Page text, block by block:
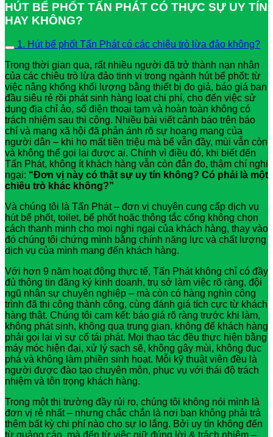
HÚT BỂ PHỐT TẤN PHÁT CÓ THỰC SỰ UY TÍN
HAY KHÔNG?
1. Hút bể phốt Tấn Phát có các chiêu trò lừa đảo không?
Trong thời gian qua, rất nhiều người đã trở thành nạn nhân
của các chiêu trò lừa đảo tinh vi trong ngành hút bể phốt: từ
việc nâng khống khối lượng bằng thiết bị đo giả, báo giá ban
đầu siêu rẻ rồi phát sinh hàng loạt chi phí, cho đến việc sử
dụng địa chỉ ảo, số điện thoại tạm và hoàn toàn không có
trách nhiệm sau thi công. Nhiều bài viết cảnh báo trên báo
chí và mạng xã hội đã phản ánh rõ sự hoang mang của
người dân – khi họ mất tiền triệu mà bể vẫn đầy, mùi vẫn còn
và không thể gọi lại được ai. Chính vì điều đó, khi biết đến
Tấn Phát, không ít khách hàng vẫn còn đắn đo, thậm chí nghi
ngại: “Đơn vị này có thật sự uy tín không? Có phải là một
chiêu trò khác không?”
Và chúng tôi là Tấn Phát – đơn vị chuyên cung cấp dịch vụ
hút bể phốt, toilet, bể phốt hoặc thông tắc cống không chọn
cách thanh minh cho mọi nghi ngại của khách hàng, thay vào
đó chúng tôi chứng mình bằng chính năng lực và chất lượng
dịch vụ của mình mang đến khách hàng.
Với hơn 9 năm hoạt động thực tế, Tấn Phát không chỉ có đầy
đủ thông tin đăng ký kinh doanh, trụ sở làm việc rõ ràng, đội
ngũ nhân sự chuyên nghiệp – mà còn có hàng nghìn công
trình đã thi công thành công, cùng đánh giá tích cực từ khách
hàng thật. Chúng tôi cam kết: báo giá rõ ràng trước khi làm,
không phát sinh, không qua trung gian, không để khách hàng
phải gọi lại vì sự cố tái phát. Mọi thao tác đều thực hiện bằng
máy móc hiện đại, xử lý sạch sẽ, không gây mùi, không đục
phá và không làm phiền sinh hoạt. Mỗi kỹ thuật viên đều là
người được đào tạo chuyên môn, phục vụ với thái độ trách
nhiệm và tôn trọng khách hàng.
Trong một thị trường đầy rủi ro, chúng tôi không nói mình là
đơn vị rẻ nhất – nhưng chắc chắn là nơi bạn không phải trả
thêm bất kỳ chi phí nào cho sự lo lắng. Bởi uy tín không đến
từ quảng cáo, mà đến từ việc giữ đúng lời & trách nhiệm –